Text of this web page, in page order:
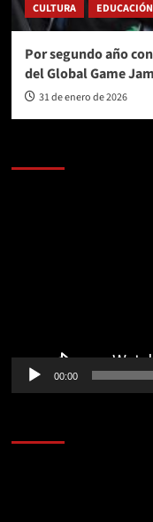
CULTURA EDUCACIÓN
Por segundo año
del Global Game
31 de enero de 2026
00:00